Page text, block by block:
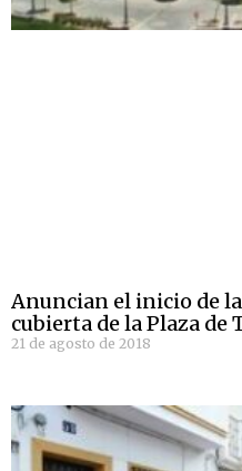
Anuncian el inicio de
cubierta de la Plaza de
21 de agosto de 2018